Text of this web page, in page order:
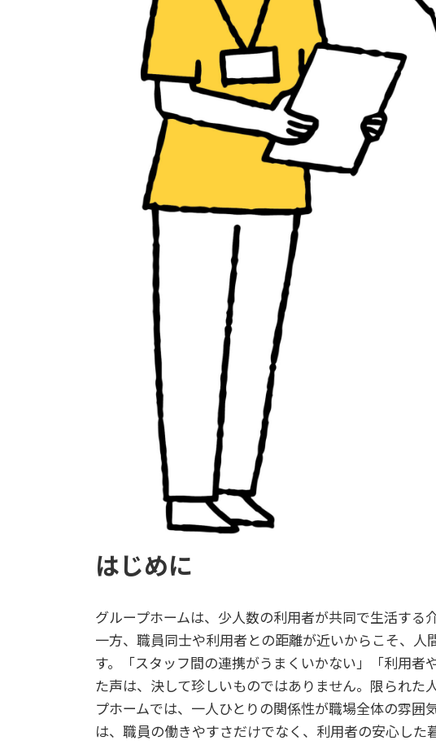
はじめに
グループホームは、少人数の利用者が共同で生活する
一方、職員同士や利用者との距離が近いからこそ、人
す。「スタッフ間の連携がうまくいかない」「利用者
た声は、決して珍しいものではありません。限られた
プホームでは、一人ひとりの関係性が職場全体の雰囲
は、職員の働きやすさだけでなく、利用者の安心した